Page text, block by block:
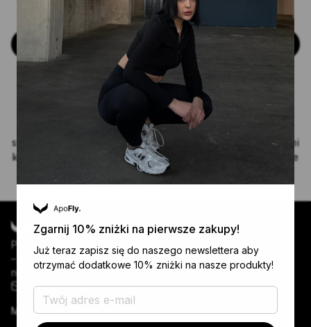
Fly above your limits with us!
Zaloguj lub załóż konto, aby zyskać pełen dostęp do
swojej historii zamówień, wygodnie zarządzać ustawieniami
konta oraz odkrywać ekskluzywne oferty i promocje, które
przygotowaliśmy specjalnie dla Ciebie!
z wyjątkowych ofert przygotowanych specjalnie dla Ciebie.
Zarejestruj się
Produkcja w Polsce, najwyższa jakość i wszechstronność
– nasze legginsy łączą styl i wygodę. Idealne na co dzień i
na trening, zawsze dotrzymają Ci kroku!
kontakt@apofly.pl
MOJE KONTO
Zgarnij 10% zniżki na pierwsze zakupy!
Już teraz zapisz się do naszego newslettera aby
otrzymać dodatkowe 10% zniżki na nasze produkty!